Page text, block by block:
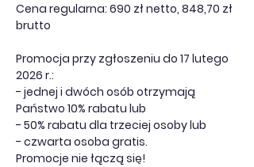
Cena regularna: 690 zł netto, 848,70 zł
brutto
Promocja przy zgłoszeniu do 17 lutego
2026 r.:
- jednej i dwóch osób otrzymają
Państwo 10% rabatu lub
- 50% rabatu dla trzeciej osoby lub
- czwarta osoba gratis.
Promocje nie łączą się!